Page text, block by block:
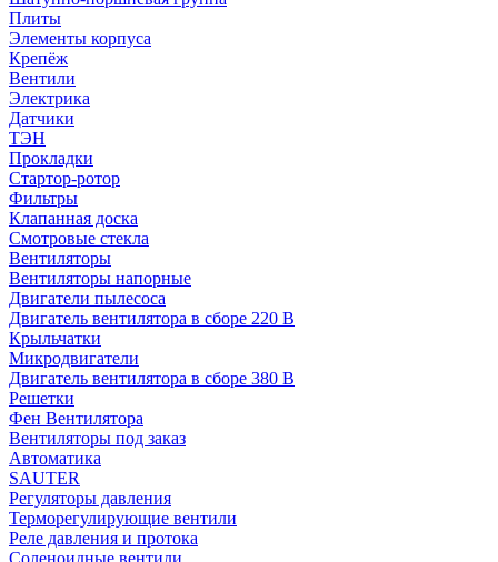
Плиты
Элементы корпуса
Крепёж
Вентили
Электрика
Датчики
ТЭН
Прокладки
Стартор-ротор
Фильтры
Клапанная доска
Смотровые стекла
Вентиляторы
Вентиляторы напорные
Двигатели пылесоса
Двигатель вентилятора в сборе 220 В
Крыльчатки
Микродвигатели
Двигатель вентилятора в сборе 380 В
Решетки
Фен Вентилятора
Вентиляторы под заказ
Автоматика
SAUTER
Регуляторы давления
Терморегулирующие вентили
Реле давления и протока
Соленоидные вентили